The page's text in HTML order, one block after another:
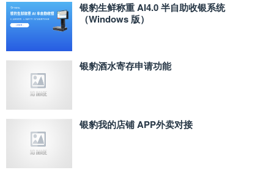
银豹生鲜称重 AI4.0 半自助收银系统
（Windows 版）
银豹酒水寄存申请功能
银豹我的店铺 APP外卖对接